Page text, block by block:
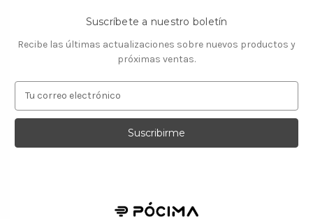
Suscríbete a nuestro boletín
Recibe las últimas actualizaciones sobre nuevos productos y
próximas ventas.
r
c